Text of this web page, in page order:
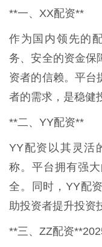
**一、XX配资**
作为国内领先的
务、安全的资金保
资者的信赖。平台
者的需求，是稳健
**二、YY配资**
YY配资以其灵活
称。平台拥有强
全。同时，YY配
助投资者提升投资
**三、ZZ配资